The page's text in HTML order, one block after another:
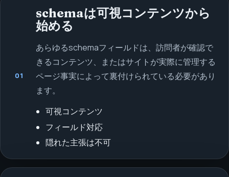
01
schemaは可視コンテンツから
始める
あらゆるschemaフィールドは、訪問者が確認で
きるコンテンツ、またはサイトが実際に管理する
ページ事実によって裏付けられている必要があり
ます。
可視コンテンツ
フィールド対応
隠れた主張は不可